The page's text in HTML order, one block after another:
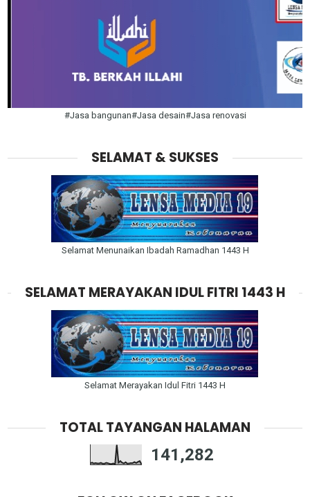
#Jasa bangunan#Jasa desain#Jasa renovasi
SELAMAT & SUKSES
Selamat Menunaikan Ibadah Ramadhan 1443 H
SELAMAT MERAYAKAN IDUL FITRI 1443 H
Selamat Merayakan Idul Fitri 1443 H
TOTAL TAYANGAN HALAMAN
141,282